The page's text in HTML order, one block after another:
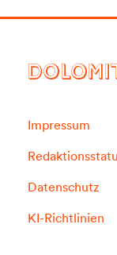
Impressum
Datenschutz
KI-Richtlinien